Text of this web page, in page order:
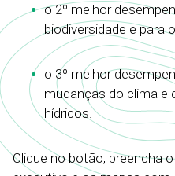
o 2º melhor
biodiversidade e para
o 3º melhor
mudanças do clima e
hídricos.
Clique no botão, preencha